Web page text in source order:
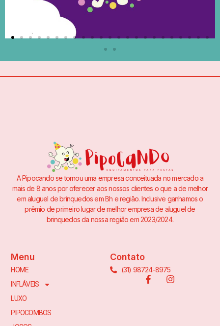
A Pipocando se tornou uma empresa conceituada no mercado a
mais de 8 anos por oferecer aos nossos clientes o que a de melhor
em aluguel de brinquedos em Bh e região. Inclusive ganhamos o
prêmio de primeiro lugar de melhor empresa de aluguel de
brinquedos da nossa região em 2023/2024.
Menu
HOME
INFLÁVEIS
LUXO
PIPOCOMBOS
Contato
(31) 98724-8975